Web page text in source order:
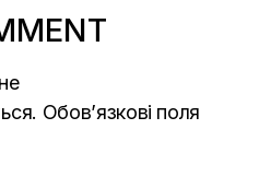
Обов’язкові поля